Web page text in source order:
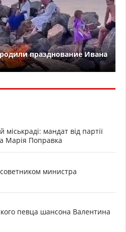
празднование Ивана
міськраді: мандат від партії
Марія Поправка
министра
певца шансона Валентина